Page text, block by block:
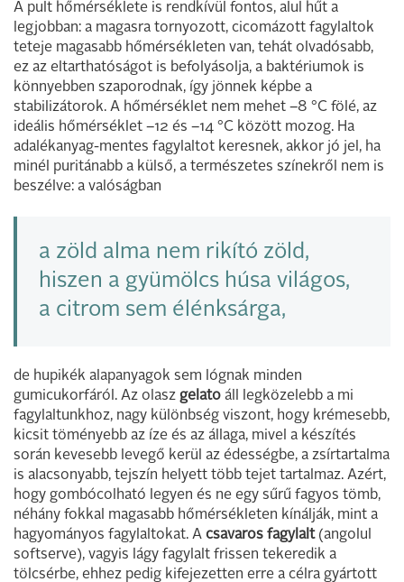
A pult hőmérséklete is rendkívül fontos, alul hűt a
legjobban: a magasra tornyozott, cicomázott fagylaltok
teteje magasabb hőmérsékleten van, tehát olvadósabb,
ez az eltarthatóságot is befolyásolja, a baktériumok is
könnyebben szaporodnak, így jönnek képbe a
stabilizátorok. A hőmérséklet nem mehet –8 °C fölé, az
ideális hőmérséklet –12 és –14 °C között mozog. Ha
adalékanyag-mentes fagylaltot keresnek, akkor jó jel, ha
minél puritánabb a külső, a természetes színekről nem is
beszélve: a valóságban
a zöld alma nem rikító zöld,
hiszen a gyümölcs húsa világos,
a citrom sem élénksárga,
de hupikék alapanyagok sem lógnak minden
gumicukorfáról. Az olasz gelato áll legközelebb a mi
fagylaltunkhoz, nagy különbség viszont, hogy krémesebb,
kicsit töményebb az íze és az állaga, mivel a készítés
során kevesebb levegő kerül az édességbe, a zsírtartalma
is alacsonyabb, tejszín helyett több tejet tartalmaz. Azért,
hogy gombócolható legyen és ne egy sűrű fagyos tömb,
néhány fokkal magasabb hőmérsékleten kínálják, mint a
hagyományos fagylaltokat. A csavaros fagylalt(angolul
softserve), vagyis lágy fagylalt frissen tekeredik a
tölcsérbe, ehhez pedig kifejezetten erre a célra gyártott